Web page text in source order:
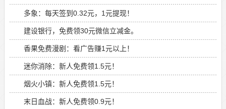
多象：每天签到0.32元，1元提现！
建设银行，免费领30元微信立减金。
香果免费漫剧：看广告赚1元以上！
迷你消除：新人免费领1.5元！
烟火小镇：新人免费领1.5元！
末日血战：新人免费领0.9元！